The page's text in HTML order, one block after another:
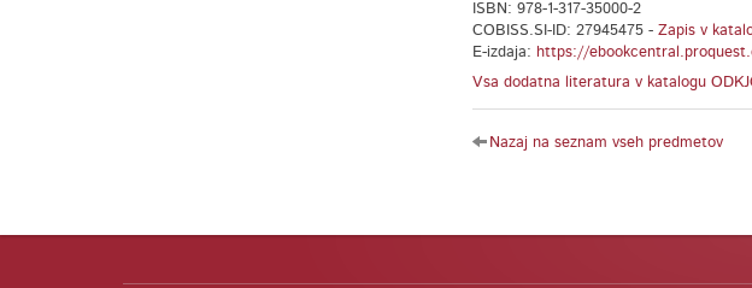
ISBN: 978-1-317-35000-2
COBISS.SI-ID: 27945475 - Zapis v
E-izdaja: https://
Vsa dodatna literatura v katalogu
Nazaj na seznam vseh predmetov